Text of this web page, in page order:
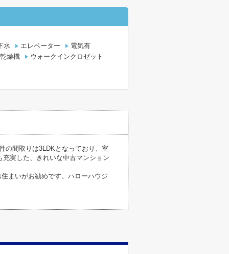
水 エレベーター
電気有
燥機
ウォークインクロゼット
の間取りは3LDKとなっており、室
実した、きれいな中古マンション
まいがお勧めです。ハローハウジ